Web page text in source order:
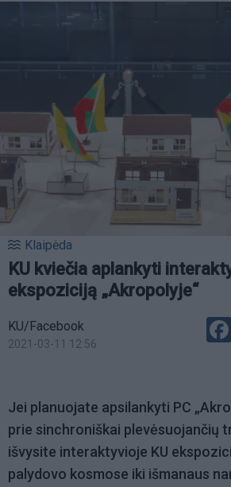
Klaipėda
KU kviečia aplankyti
ekspoziciją „Akropolyje“
KU/Facebook
2021-03-11 12:56
Jei planuojate apsilankyti PC
prie sinchroniškai plevėsuojančių
išvysite interaktyvioje KU
palydovo kosmose iki išmanaus